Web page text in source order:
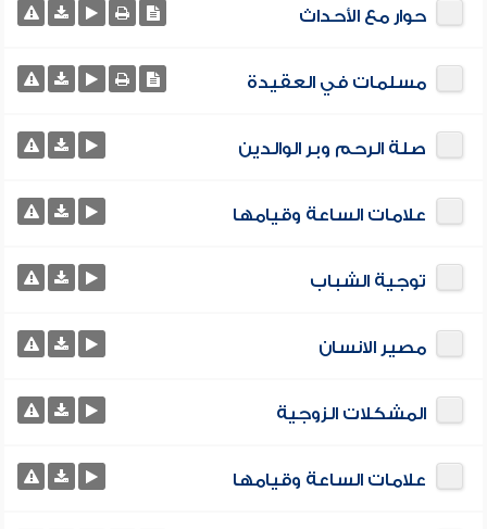
حوار مع الأحداث
مسلمات في العقيدة
صلة الرحم وبر الوالدين
علامات الساعة وقيامها
توجية الشباب
مصير الانسان
المشكلات الزوجية
علامات الساعة وقيامها